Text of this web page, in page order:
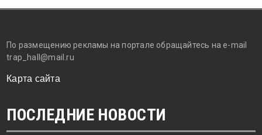
По размещению рекламы на портале обращайтесь на e-mail
trap_hall@mail.ru
Карта сайта
ПОСЛЕДНИЕ НОВОСТИ